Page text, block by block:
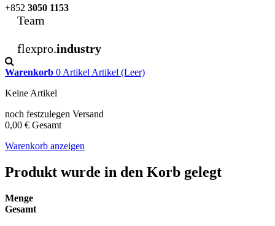
+852 3050 1153
Team
flexpro.industry
Warenkorb 0 Artikel Artikel (Leer)
Keine Artikel
noch festzulegen Versand
0,00 € Gesamt
Warenkorb anzeigen
Produkt wurde in den Korb gelegt
Menge
Gesamt